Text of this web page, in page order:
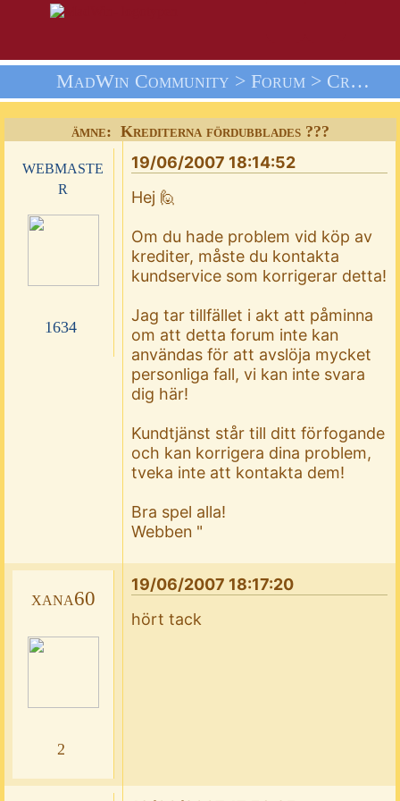
MadWin Community > Forum> Credits
ämne: Krediterna fördubblades ???
webmaste
r
1634
19/06/2007 18:14:52
Hej 🙋
Om du hade problem vid köp av
krediter, måste du kontakta
kundservice som korrigerar detta!
Jag tar tillfället i akt att påminna
om att detta forum inte kan
användas för att avslöja mycket
personliga fall, vi kan inte svara
dig här!
Kundtjänst står till ditt förfogande
och kan korrigera dina problem,
tveka inte att kontakta dem!
Bra spel alla!
Webben "
xana60
2
19/06/2007 18:17:20
hört tack